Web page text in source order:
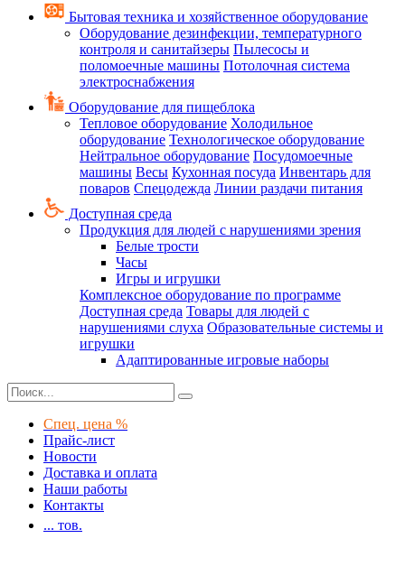
Бытовая техника и хозяйственное оборудование
Оборудование дезинфекции, температурного
контроля и санитайзеры Пылесосы и
поломоечные машины Потолочная система
электроснабжения
Оборудование для пищеблока
Тепловое оборудование Холодильное
оборудование Технологическое оборудование
Нейтральное оборудование Посудомоечные
машины Весы Кухонная посуда Инвентарь для
поваров Спецодежда Линии раздачи питания
Доступная среда
Продукция для людей с нарушениями зрения
Белые трости
Часы
Игры и игрушки
Комплексное оборудование по программе
Доступная среда Товары для людей с
нарушениями слуха Образовательные системы и
игрушки
Адаптированные игровые наборы
Спец. цена %
Прайс-лист
Новости
Доставка и оплата
Наши работы
Контакты
... тов.